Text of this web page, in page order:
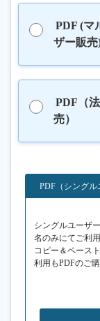
PDF (マ
ザー販売
PDF（
売）
PDF（シングル
シングルユーザ
名のみにてご利
コピー＆ペース
利用もPDFのご